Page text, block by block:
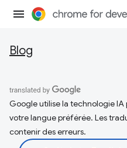
Blog
Google utilise la technologie
votre langue préférée. Les
contenir des erreurs.